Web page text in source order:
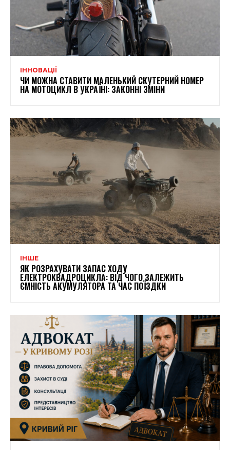
ІННОВАЦІЇ
ЧИ МОЖНА СТАВИТИ МАЛЕНЬКИЙ СКУТЕРНИЙ НОМЕР
НА МОТОЦИКЛ В УКРАЇНІ: ЗАКОННІ ЗМІНИ
ІНШЕ
ЯК РОЗРАХУВАТИ ЗАПАС ХОДУ
ЕЛЕКТРОКВАДРОЦИКЛА: ВІД ЧОГО ЗАЛЕЖИТЬ
ЄМНІСТЬ АКУМУЛЯТОРА ТА ЧАС ПОЇЗДКИ